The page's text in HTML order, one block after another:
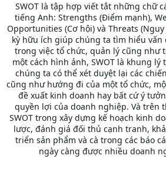
SWOT là tập hợp viết tắt những chữ
tiếng Anh: Strengths (Điểm mạnh),
Opportunities (Cơ hội) và Threats
kỳ hữu ích giúp chúng ta tìm hiểu vấn
trong việc tổ chức, quản lý cũng như
một cách hình ảnh, SWOT là khung lý
chúng ta có thể xét duyệt lại các
cũng như hướng đi của một tổ chức,
đề xuất kinh doanh hay bất cứ ý
quyền lợi của doanh nghiệp. Và trên
SWOT trong xây dựng kế hoạch kinh
lược, đánh giá đối thủ cạnh tranh,
triển sản phẩm và cà trong các báo
ngày càng được nhiều doanh